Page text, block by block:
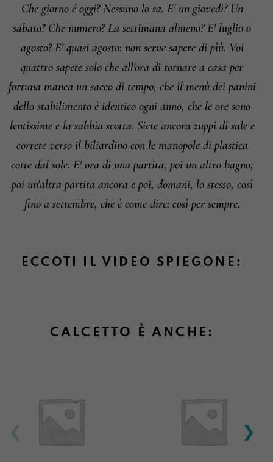
Informazioni su cambi e resi
Che giorno é oggi? Nessuno lo sa. E' un giovedì? Un
sabato? Che numero? La settimana almeno? E' luglio o
agosto? E' quasi agosto: non serve sapere di pìù. Voi
quattro sapete solo che all'ora di tornare a casa per
fortuna manca un sacco di tempo, che il menù dei panini
dello stabilimento è identico ogni anno, che le ore sono
lentissime e la sabbia scotta. Siete ancora zuppi di sale e
correte verso il biliardino con le manopole di plastica
cotte dal sole. E' ora di una partita, poi un altro bagno,
poi un'altra partita ancora e poi, domani, lo stesso, così
fino a settembre, che è come dire: così per sempre.
ECCOTI IL VIDEO SPIEGONE:
CALCETTO È ANCHE: